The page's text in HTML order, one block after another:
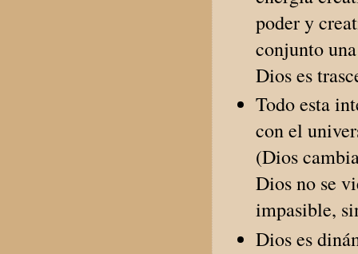
poder y
conjunto
Dios es
Todo esta
con el
(Dios
Dios no se
impasible,
Dios es